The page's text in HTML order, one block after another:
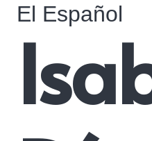
El Español